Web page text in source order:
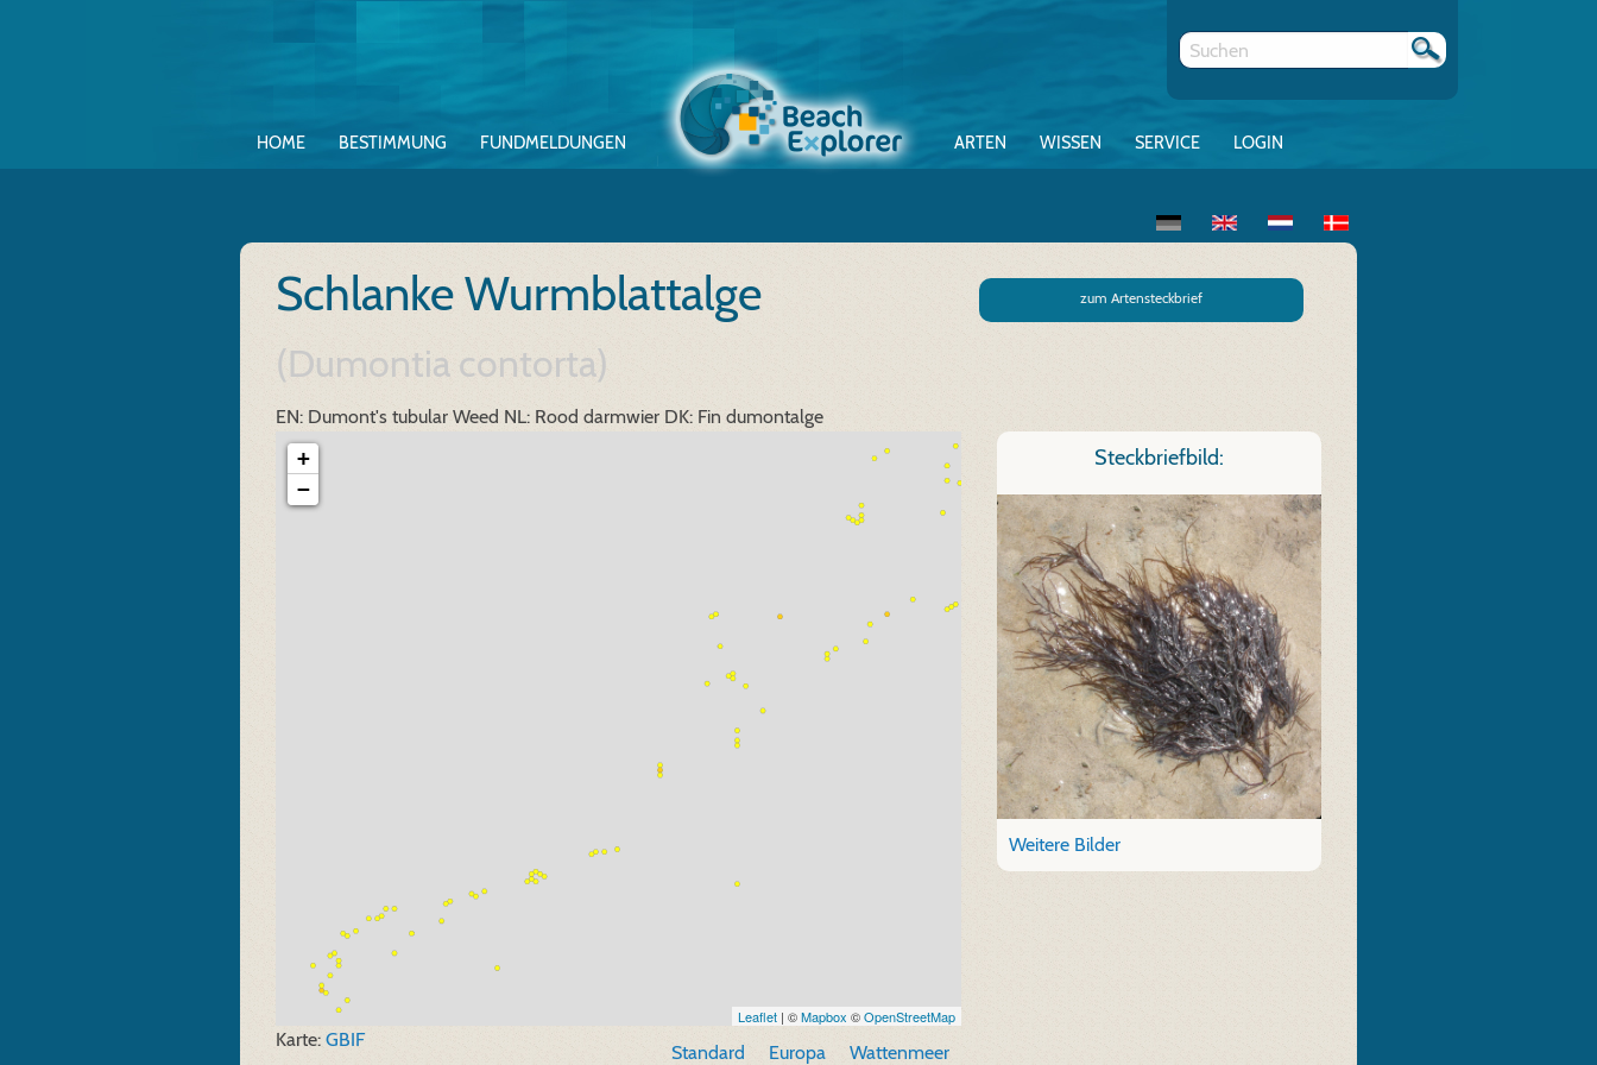
HOME BESTIMMUNG FUNDMELDUNGEN ARTEN WISSEN SERVICE LOGIN
Schlanke Wurmblattalge
(Dumontia contorta)
EN: Dumont's tubular Weed NL: Rood darmwier DK: Fin dumontalge
zum Artensteckbrief
+
−
Leaflet| ©Mapbox ©OpenStreetMap
Standard Europa Wattenmeer
Karte: GBIF
Steckbriefbild:
Weitere Bilder